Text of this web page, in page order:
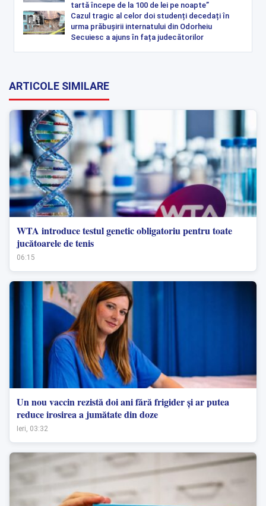
tartă începe de la 100 de lei pe noapte”
Cazul tragic al celor doi studenți decedați în
urma prăbușirii internatului din Odorheiu
Secuiesc a ajuns în fața judecătorilor
ARTICOLE SIMILARE
WTA introduce testul genetic obligatoriu pentru toate
jucătoarele de tenis
06:15
Un nou vaccin rezistă doi ani fără frigider și ar putea
reduce irosirea a jumătate din doze
Ieri, 03:32